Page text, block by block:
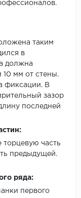
таким
в
должна
10 мм от стены.
фиксации. В
зазор
последней
торцевую часть
предыдущей.
ряда:
первого